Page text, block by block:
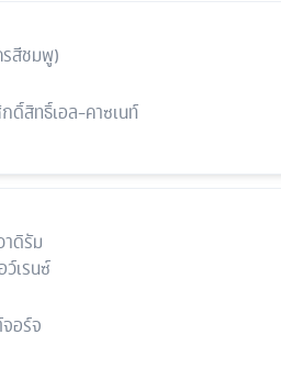
สีชมพู)
ดิ์สิทธิ์เอล-คาซเนท์
าดิรัม
เรนซ์
อร์จ